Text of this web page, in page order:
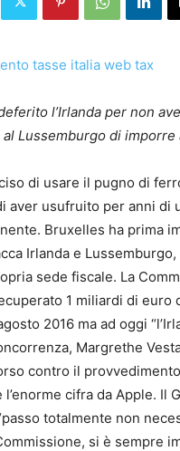
l’Irlanda per non
Lussemburgo di
di usare il pugno di
aver usufruito per anni di
Bruxelles ha prima
Irlanda e
sede fiscale. La
1 miliardi di
2016 ma ad oggi
Margrethe
contro il
cifra da Apple. Il
totalmente non
si è sempre